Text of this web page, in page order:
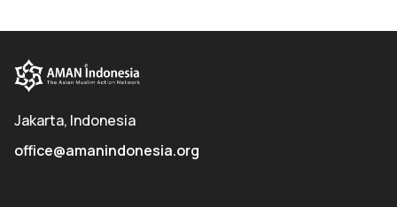
Jakarta, Indonesia
office@amanindonesia.org